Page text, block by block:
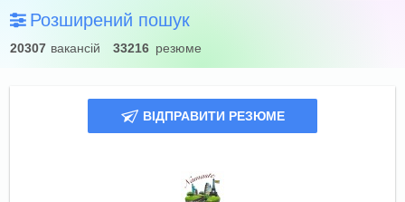
Розширений пошук
20307 вакансій 33216 резюме
ВІДПРАВИТИ РЕЗЮМЕ